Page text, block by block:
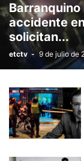
accidente
solicitan...
etctv - 9 de julio de